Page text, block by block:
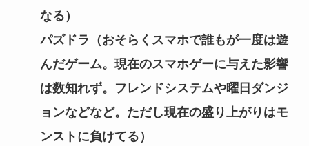
なる）
パズドラ（おそらくスマホで誰もが一度は遊
んだゲーム。現在のスマホゲーに与えた影響
は数知れず。フレンドシステムや曜日ダンジ
ョンなどなど。ただし現在の盛り上がりはモ
ンストに負けてる）